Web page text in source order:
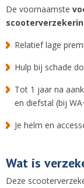
De voornaamste
Relatief lage
Hulp bij schade
Tot 1 jaar na
en diefstal (bij
Je helm en
Wat is
Deze